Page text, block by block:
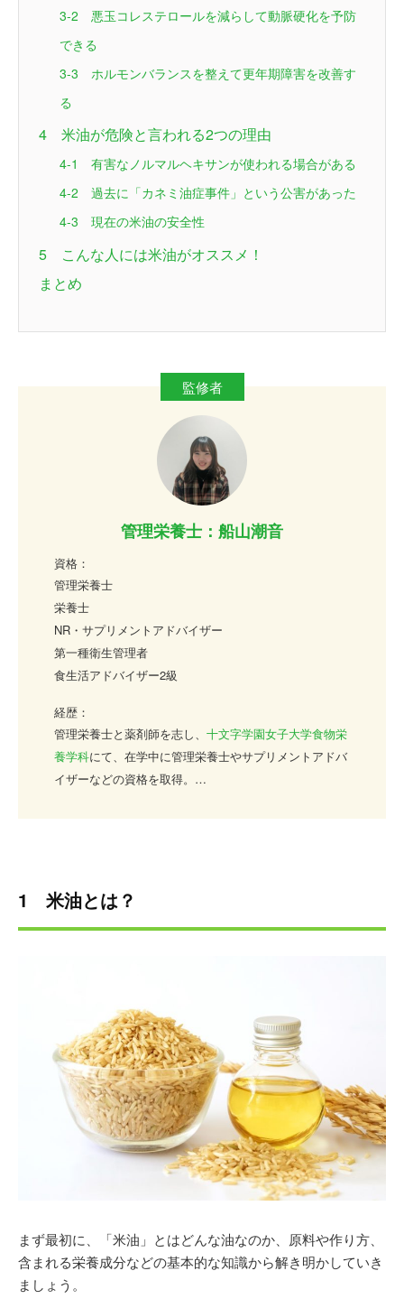
3-2 悪玉コレステロールを減らして動脈硬化を予防
できる
3-3 ホルモンバランスを整えて更年期障害を改善す
る
4 米油が危険と言われる2つの理由
4-1 有害なノルマルヘキサンが使われる場合がある
4-2 過去に「カネミ油症事件」という公害があった
4-3 現在の米油の安全性
5 こんな人には米油がオススメ！
まとめ
管理栄養士：船山潮音
資格：
管理栄養士
栄養士
NR・サプリメントアドバイザー
第一種衛生管理者
食生活アドバイザー2級
経歴：
管理栄養士と薬剤師を志し、 十文字学園女子大学食物栄
養学科にて、在学中に管理栄養士やサプリメントアドバ
イザーなどの資格を取得。
識も深めたいという強い思いで、管理栄養士やサプリメ
ントアドバイザーなどの資格を活かしながら精力的に活
動中。現在も食や健康、サプリについて日々勉強に励ん
1 米油とは？
まず最初に、「米油」とはどんな油なのか、原料や作り方、
含まれる栄養成分などの基本的な知識から解き明かしていき
ましょう。